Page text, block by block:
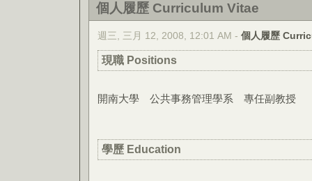
個人履歷 Curriculum Vitae
週三, 三月 12, 2008, 12:01 AM - 個人履歷
現職 Positions
開南大學 公共事務管理學系 專任副教授
學歷 Education